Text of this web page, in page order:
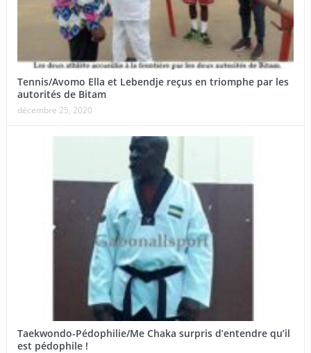
Tennis/Avomo Ella et Lebendje reçus en triomphe par les
autorités de Bitam
décembre 25, 2020
Taekwondo-Pédophilie/Me Chaka surpris d’entendre qu’il
est pédophile !